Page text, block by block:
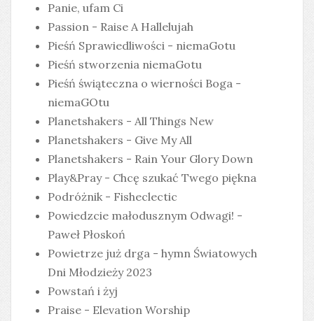
Panie, ufam Ci
Passion - Raise A Hallelujah
Pieśń Sprawiedliwości - niemaGotu
Pieśń stworzenia niemaGotu
Pieśń świąteczna o wierności Boga -
niemaGOtu
Planetshakers - All Things New
Planetshakers - Give My All
Planetshakers - Rain Your Glory Down
Play&Pray - Chcę szukać Twego piękna
Podróżnik - Fisheclectic
Powiedzcie małodusznym Odwagi! -
Paweł Płoskoń
Powietrze już drga - hymn Światowych
Dni Młodzieży 2023
Powstań i żyj
Praise - Elevation Worship